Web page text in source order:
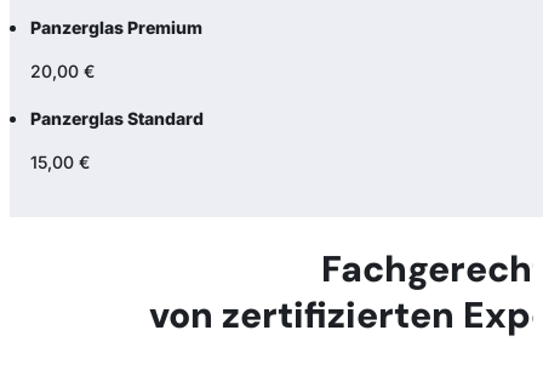
Panzerglas Premium
20,00 €
Panzerglas Standard
15,00 €
von zertifizierten